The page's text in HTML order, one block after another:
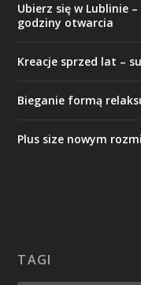
Ubierz się w Lublinie
godziny otwarcia
Kreacje sprzed lat –
Bieganie formą
Plus size nowym
TAGI